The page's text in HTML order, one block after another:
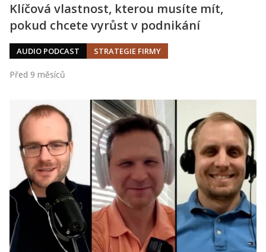
Klíčová vlastnost, kterou musíte mít,
pokud chcete vyrůst v podnikání
AUDIO PODCAST STRATEGIE FIRMY
Před 9 měsíců